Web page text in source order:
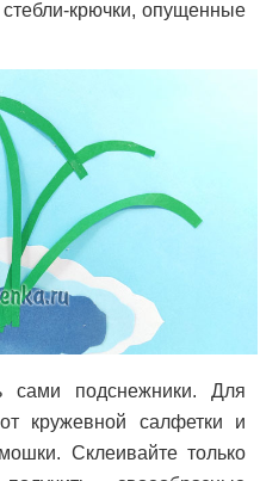
крючки, опущенные
сами подснежники. Для
кружевной салфетки и
Склеивайте только